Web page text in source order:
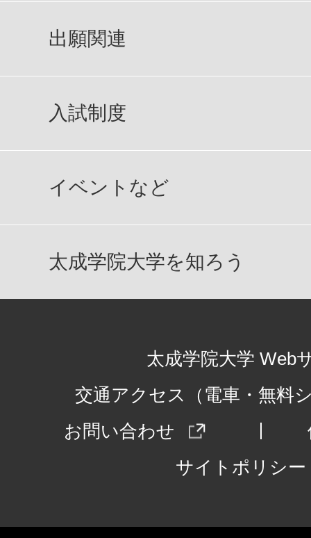
出願関連
入試制度
イベントなど
太成学院大学を知ろう
太成学院大学 Web
交通アクセス（電車・無料
お問い合わせ
サイトポリシー